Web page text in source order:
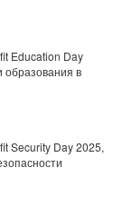
Education Day
в
Security Day 2025,